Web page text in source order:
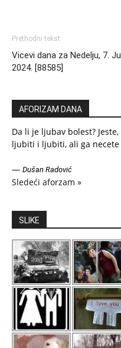
Prethodni tekst
Vicevi dana za Nedelju, 7.
2024. [88585]
AFORIZAM DANA
Da li je ljubav bolest?
ljubiti i ljubiti, ali ga
— Dušan Radović
Sledeći aforzam »
SLIKE